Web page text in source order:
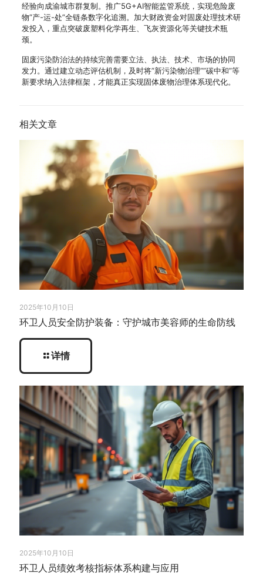
经验向成渝城市群复制。推广5G+AI智能监管系统，实现危险废
物”产-运-处”全链条数字化追溯。加大财政资金对固废处理技术研
发投入，重点突破废塑料化学再生、飞灰资源化等关键技术瓶
颈。
固废污染防治法的持续完善需要立法、执法、技术、市场的协同
发力。通过建立动态评估机制，及时将”新污染物治理””碳中和”等
新要求纳入法律框架，才能真正实现固体废物治理体系现代化。
相关文章
2025年10月10日
环卫人员安全防护装备：守护城市美容师的生命防线
详情
2025年10月10日
环卫人员绩效考核指标体系构建与应用